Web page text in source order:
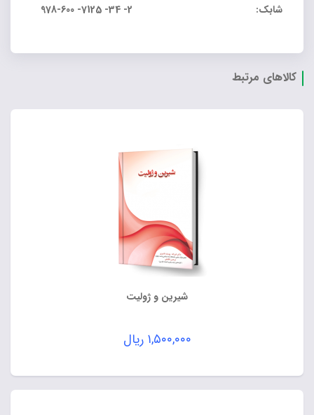
شابک: 2- 34- 7125- 600-978
کالاهای مرتبط
شیرین و ژولیت
۱,۵۰۰,۰۰۰ ریال